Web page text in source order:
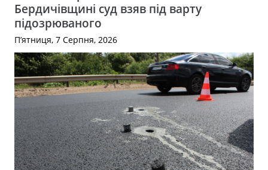
Бердичівщині суд взяв під варту
підозрюваного
П’ятниця, 7 Серпня, 2026